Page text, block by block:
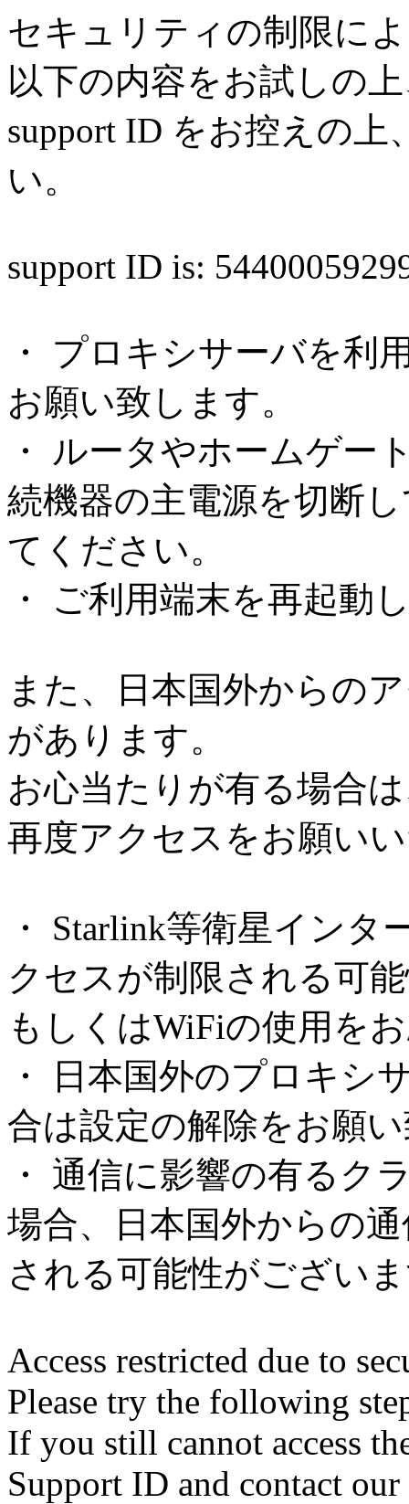
セキュリティの制限に
以下の内容をお試しの
support ID をお控えの
い。
support ID is:
・ プロキシサーバを利
お願い致します。
・ ルータやホームゲー
続機器の主電源を切断
てください。
・ ご利用端末を再起動
また、日本国外からの
があります。
お心当たりが有る場合
再度アクセスをお願い
・ Starlink等衛星イン
クセスが制限される可
もしくはWiFiの使用を
・ 日本国外のプロキシ
合は設定の解除をお願
・ 通信に影響の有るク
場合、日本国外からの
される可能性がござい
Access restricted due to
Please try the following
If you still cannot access
Support ID and contact